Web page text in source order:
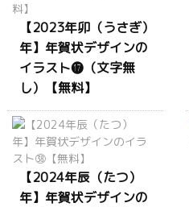
【2023年卯（うさぎ）
年】年賀状デザインの
イラスト⓱（文字無
し）【無料】
【2024年辰（たつ）
年】年賀状デザインの